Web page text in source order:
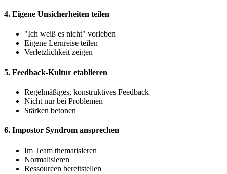
4. Eigene Unsicherheiten teilen
"Ich weiß es nicht" vorleben
Eigene Lernreise teilen
Verletzlichkeit zeigen
5. Feedback-Kultur etablieren
Regelmäßiges, konstruktives Feedback
Nicht nur bei Problemen
Stärken betonen
6. Impostor Syndrom ansprechen
Im Team thematisieren
Normalisieren
Ressourcen bereitstellen